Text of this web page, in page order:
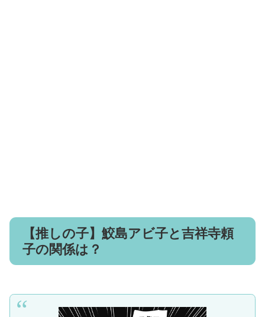
【推しの子】鮫島アビ子と吉祥寺頼
子の関係は？